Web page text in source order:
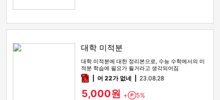
대학 미적분
대학 미적분에 대한 정리본으로, 수능 수학에서의 미
적분 학습에 필요가 될거라고 생각되어짐
pdf어 22가 없네 23.08.28
5,000원 + Point
5%